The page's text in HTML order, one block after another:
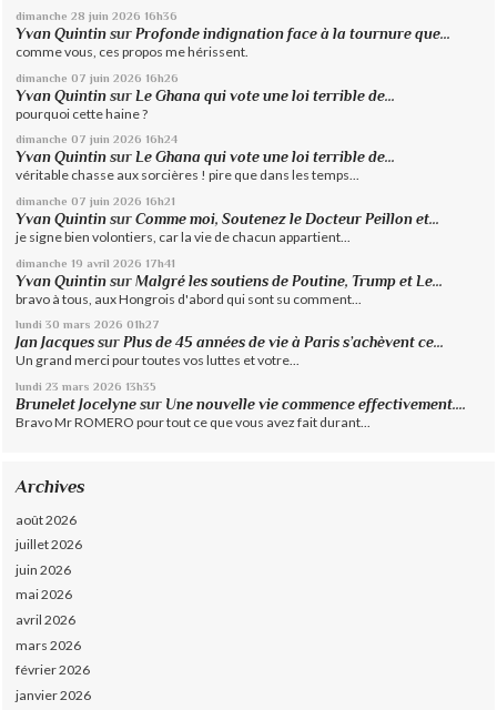
dimanche 28 juin 2026 16h36
Yvan Quintin surProfonde indignation face à la tournure que...
comme vous, ces propos me hérissent.
dimanche 07 juin 2026 16h26
Yvan Quintin sur Le Ghana qui vote une loi terrible de...
pourquoi cette haine ?
dimanche 07 juin 2026 16h24
Yvan Quintin surLe Ghana qui vote une loi terrible de...
véritable chasse aux sorcières ! pire que dans les temps...
dimanche 07 juin 2026 16h21
Yvan Quintin surComme moi, Soutenez le Docteur Peillon et...
je signe bien volontiers, car la vie de chacun appartient...
dimanche 19 avril 2026 17h41
Yvan Quintin surMalgré les soutiens de Poutine, Trump et Le...
bravo à tous, aux Hongrois d'abord qui sont su comment...
lundi 30 mars 2026 01h27
Jan Jacques surPlus de 45 années de vie à Paris s’achèvent ce...
Un grand merci pour toutes vos luttes et votre...
lundi 23 mars 2026 13h35
Brunelet Jocelyne sur Une nouvelle vie commence effectivement....
Bravo Mr ROMERO pour tout ce que vous avez fait durant...
Archives
août 2026
juillet 2026
juin 2026
mai 2026
avril 2026
mars 2026
février 2026
janvier 2026